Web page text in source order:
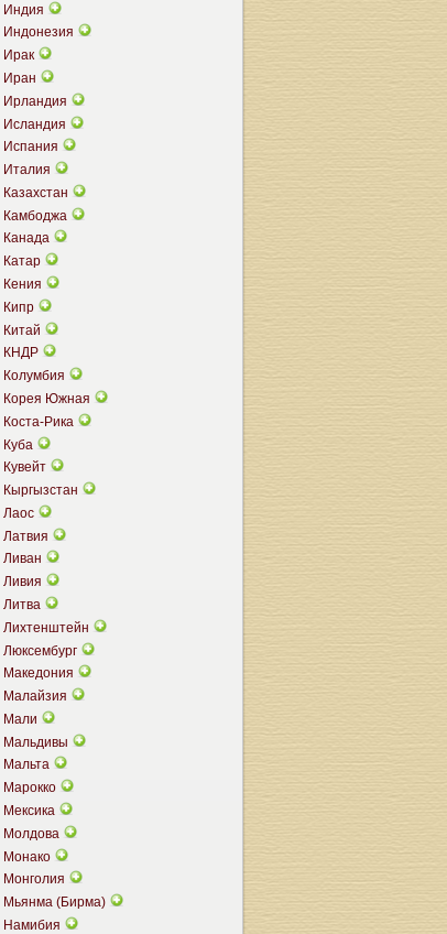
Индия
Индонезия
Ирак
Иран
Ирландия
Исландия
Испания
Италия
Казахстан
Камбоджа
Канада
Катар
Кения
Кипр
Китай
КНДР
Колумбия
Корея Южная
Коста-Рика
Куба
Кувейт
Кыргызстан
Лаос
Латвия
Ливан
Ливия
Литва
Лихтенштейн
Люксембург
Македония
Малайзия
Мали
Мальдивы
Мальта
Марокко
Мексика
Молдова
Монако
Монголия
Мьянма (Бирма)
Намибия